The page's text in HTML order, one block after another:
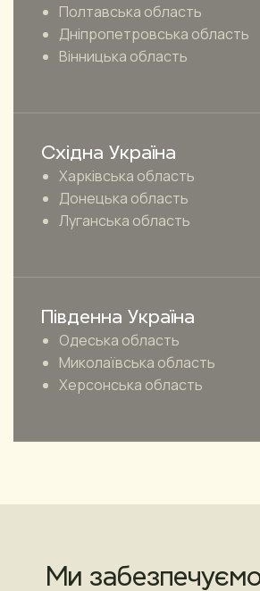
Полтавська область
Дніпропетровська область
Вінницька область
Східна Україна
Харківська область
Донецька область
Луганська область
Південна Україна
Одеська область
Миколаївська область
Херсонська область
Ми